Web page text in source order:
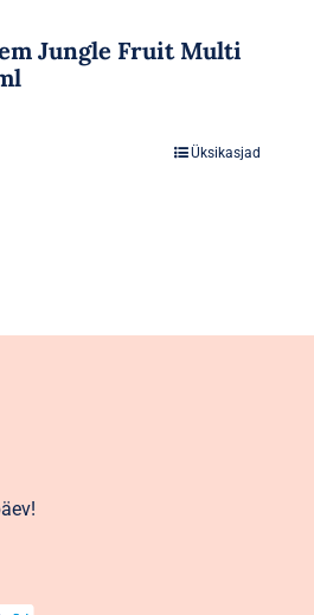
Jungle Fruit Multi
Üksikasjad